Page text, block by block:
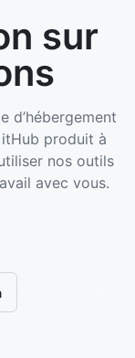
sur
d’hébergement
produit à
nos outils
avec vous.